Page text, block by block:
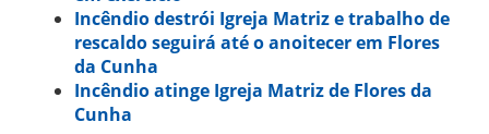
Incêndio destrói Igreja Matriz e trabalho de
rescaldo seguirá até o anoitecer em Flores
da Cunha
Incêndio atinge Igreja Matriz de Flores da
Cunha